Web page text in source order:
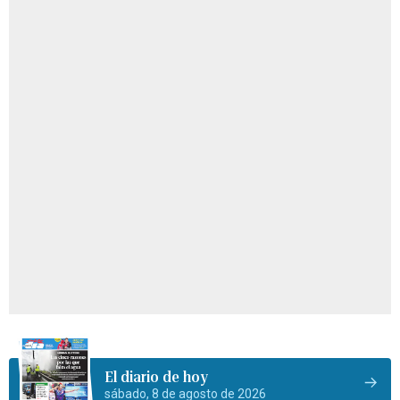
El diario de hoy
sábado, 8 de agosto de 2026